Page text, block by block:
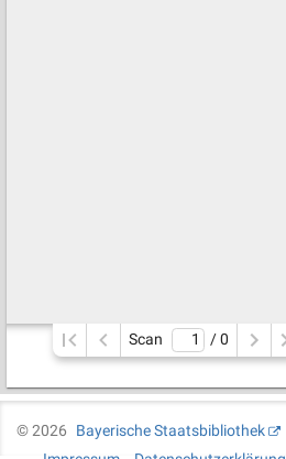
Scan / 0
©2026
Bayerische Staatsbibliothek